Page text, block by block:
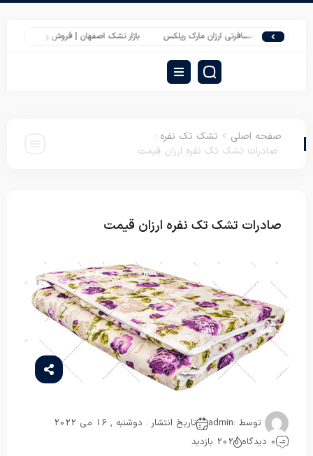
خرید پتو مسافرتی ارزان مارک ریلکس بازار تشک اصفهان | فروش و صادرات تشک
صفحه اصلی > تشک تک نفره :
صادرات تشک تک نفره ارزان قیمت
صادرات تشک تک نفره ارزان قیمت
توسط :admin
تاریخ انتشار : دوشنبه , 16 می 2022
0 دیدگاه
202 بازدید